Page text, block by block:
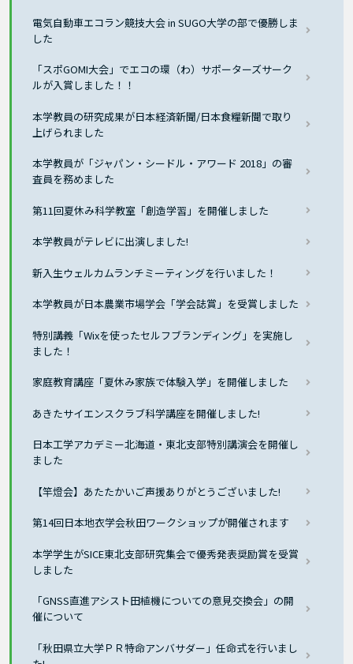
電気自動車エコラン競技大会 in SUGO大学の部で優勝しま
した
「スポGOMI大会」でエコの環（わ）サポーターズサーク
ルが入賞しました！！
本学教員の研究成果が日本経済新聞/日本食糧新聞で取り
上げられました
本学教員が「ジャパン・シードル・アワード 2018」の審
査員を務めました
第11回夏休み科学教室「創造学習」を開催しました
本学教員がテレビに出演しました!
新入生ウェルカムランチミーティングを行いました！
本学教員が日本農業市場学会「学会誌賞」を受賞しました
特別講義「Wixを使ったセルフブランディング」を実施し
ました！
家庭教育講座「夏休み家族で体験入学」を開催しました
あきたサイエンスクラブ科学講座を開催しました!
日本工学アカデミー北海道・東北支部特別講演会を開催し
ました
【竿燈会】あたたかいご声援ありがとうございました!
第14回日本地衣学会秋田ワークショップが開催されます
本学学生がSICE東北支部研究集会で優秀発表奨励賞を受賞
しました
「GNSS直進アシスト田植機についての意見交換会」の開
催について
「秋田県立大学ＰＲ特命アンバサダー」任命式を行いまし